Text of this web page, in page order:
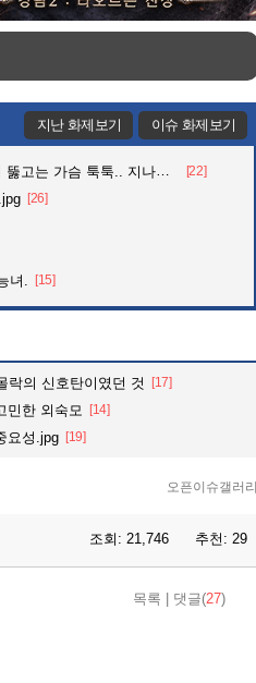
지난 화제보기 이슈 화제보기
슴 툭툭.. 지나가던 아재의 정체 [22]
[26]
녀. [15]
락의 신호탄이였던 것 [17]
민한 외숙모 [14]
요성.jpg [19]
오픈이슈갤러리
조회: 21,746 추천: 29
목록 댓글(27)